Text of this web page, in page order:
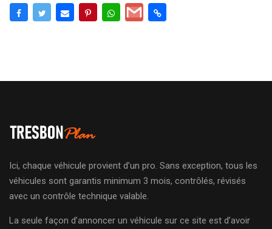
Ici, chaque véhicule provient d’un pro. Sans exception, tous les
véhicules sont garantis minimum 3 mois, contrôlés, révisés
avec un contrôle technique valable.
La seule façon d’annoncer un véhicule sur ce site est d’avoir